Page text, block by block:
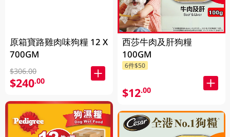
原箱寶路雞肉味狗糧 12 X
700GM
$306.00
$240.00
西莎牛肉及肝狗糧
100GM
6件$50
$12.00